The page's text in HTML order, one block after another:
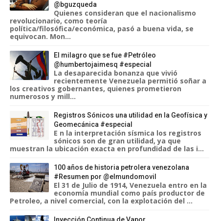
@bguzqueda
Quienes consideran que el nacionalismo
revolucionario, como teoría
política/filosófica/económica, pasó a buena vida, se
equivocan. Mon...
El milagro que se fue #Petróleo
@humbertojaimesq #especial
La desaparecida bonanza que vivió
recientemente Venezuela permitió soñar a
los creativos gobernantes, quienes prometieron
numerosos y mill...
Registros Sónicos una utilidad en la Geofísica y
Geomecánica #especial
E n la interpretación sísmica los registros
sónicos son de gran utilidad, ya que
muestran la ubicación exacta en profundidad de las i...
100 años de historia petrolera venezolana
#Resumen por @elmundomovil
El 31 de Julio de 1914, Venezuela entro en la
economía mundial como país productor de
Petroleo, a nivel comercial, con la explotación del ...